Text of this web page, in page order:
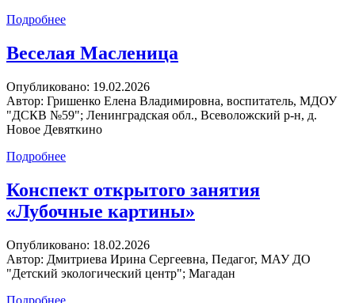
Подробнее
Веселая Масленица
Опубликовано: 19.02.2026
Автор: Гришенко Елена Владимировна, воспитатель, МДОУ
"ДСКВ №59"; Ленинградская обл., Всеволожский р-н, д.
Новое Девяткино
Подробнее
Конспект открытого занятия
«Лубочные картины»
Опубликовано: 18.02.2026
Автор: Дмитриева Ирина Сергеевна, Педагог, МАУ ДО
"Детский экологический центр"; Магадан